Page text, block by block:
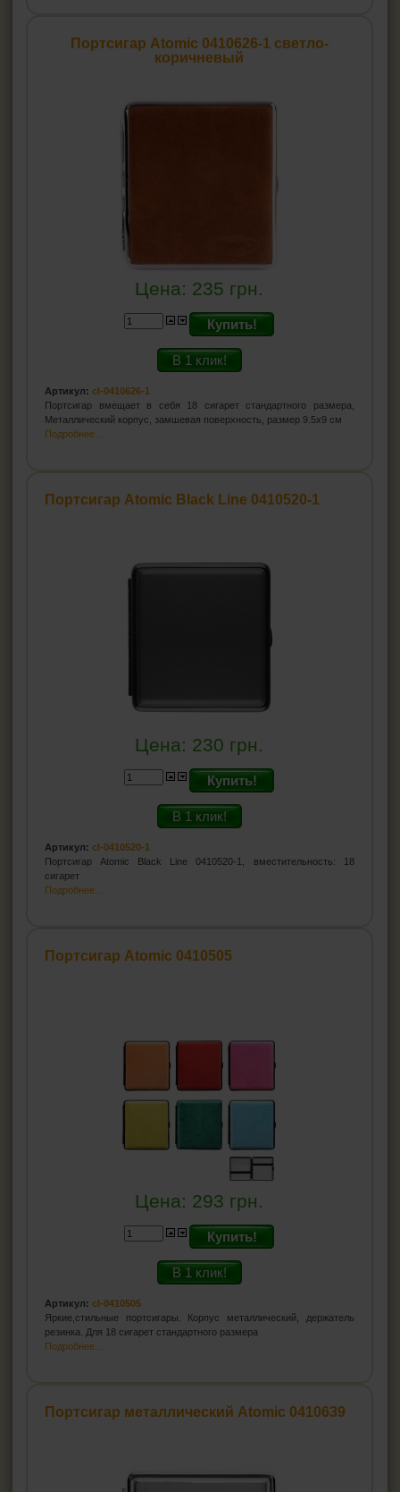
Портсигар Atomic 0410626-1 светло-
коричневый
Цена: 235 грн.
Купить!
В 1 клик!
Артикул: cl-0410626-1
Портсигар вмещает в себя 18 сигарет стандартного размера,
Металлический корпус, замшевая поверхность, размер 9.5x9 см
Подробнее...
Портсигар Atomic Black Line 0410520-1
Цена: 230 грн.
Купить!
В 1 клик!
Артикул: cl-0410520-1
Портсигар Atomic Black Line 0410520-1, вместительность: 18
сигарет
Подробнее...
Портсигар Atomic 0410505
Цена: 293 грн.
Купить!
В 1 клик!
Артикул: cl-0410505
Яркие,стильные портсигары. Корпус металлический, держатель
резинка. Для 18 сигарет стандартного размера
Подробнее...
Портсигар металлический Atomic 0410639